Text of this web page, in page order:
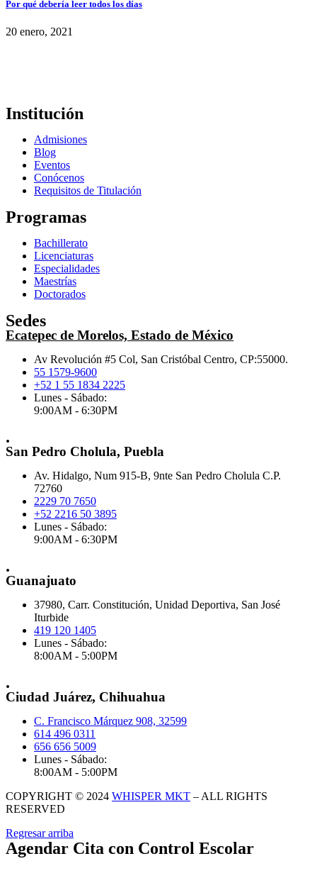
Por qué debería leer todos los días
20 enero, 2021
Institución
Admisiones
Blog
Eventos
Conócenos
Requisitos de Titulación
Programas
Bachillerato
Licenciaturas
Especialidades
Maestrías
Doctorados
Sedes
Ecatepec de Morelos, Estado de México
Av Revolución #5 Col, San Cristóbal Centro, CP:55000.
55 1579-9600
+52 1 55 1834 2225
Lunes - Sábado:
9:00AM - 6:30PM
.
San Pedro Cholula, Puebla
Av. Hidalgo, Num 915-B, 9nte San Pedro Cholula C.P.
72760
2229 70 7650
+52 2216 50 3895
Lunes - Sábado:
9:00AM - 6:30PM
.
Guanajuato
37980, Carr. Constitución, Unidad Deportiva, San José
Iturbide
419 120 1405
Lunes - Sábado:
8:00AM - 5:00PM
.
Ciudad Juárez, Chihuahua
C. Francisco Márquez 908, 32599
614 496 0311
656 656 5009
Lunes - Sábado:
8:00AM - 5:00PM
COPYRIGHT © 2024 WHISPER MKT – ALL RIGHTS
RESERVED
Regresar arriba
Agendar Cita con Control Escolar